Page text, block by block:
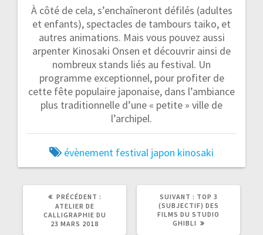
À côté de cela, s’enchaîneront défilés (adultes
et enfants), spectacles de tambours taiko, et
autres animations. Mais vous pouvez aussi
arpenter Kinosaki Onsen et découvrir ainsi de
nombreux stands liés au festival. Un
programme exceptionnel, pour profiter de
cette fête populaire japonaise, dans l’ambiance
plus traditionnelle d’une « petite » ville de
l’archipel.
évènement festival japon kinosaki
PRÉCÉDENT :
:
ATELIER DE
CALLIGRAPHIE DU
23 MARS 2018
SUIVANT : ARTICLE
SUIVANT
:
TOP 3
(SUBJECTIF) DES
FILMS DU STUDIO
GHIBLI